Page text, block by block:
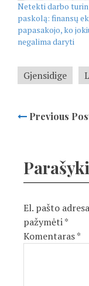
Netekti darbo
paskolą: finansų
papasakojo, ko
negalima daryti
Gjensidige
Previous
El. pašto
pažymėti*
Komentaras*